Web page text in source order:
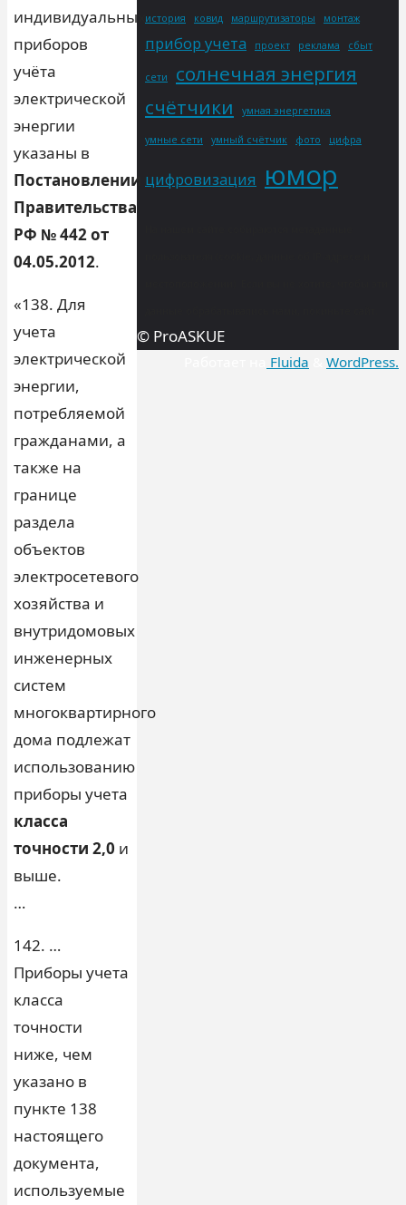
индивидуальных
приборов
учёта
электрической
энергии
указаны в
Постановлении
Правительства
РФ № 442 от
04.05.2012.
«138. Для
учета
электрической
энергии,
потребляемой
гражданами, а
также на
границе
раздела
объектов
электросетевого
хозяйства и
внутридомовых
инженерных
систем
многоквартирного
дома подлежат
использованию
приборы учета
класса
точности 2,0 и
выше.
…
142. …
Приборы учета
класса
точности
ниже, чем
указано в
пункте 138
настоящего
документа,
используемые
история ковид маршрутизаторы монтаж
прибор учета проект реклама сбыт
сети
солнечная энергия
счётчики
умная энергетика
умные сети умный счётчик фото цифра
цифровизация юмор
© ProASKUE
Fluida WordPress.